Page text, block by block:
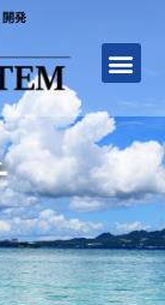
開発